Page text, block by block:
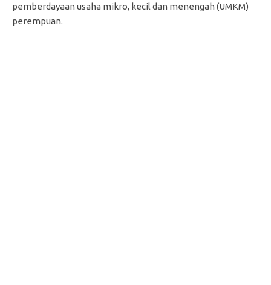
pemberdayaan usaha mikro, kecil dan menengah (UMKM)
perempuan.